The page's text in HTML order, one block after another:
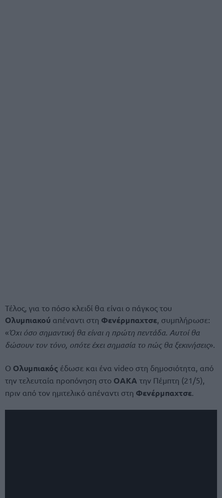
Τέλος, για το πόσο κλειδί θα είναι ο πάγκος του
Ολυμπιακού απέναντι στη Φενέρμπαχτσε , συμπλήρωσε:
«Όχι όσο σημαντική θα είναι η πρώτη πεντάδα. Αυτοί θα
δώσουν τον τόνο, οπότε έχει σημασία το πώς θα ξεκινήσεις».
Ο Ολυμπιακός έδωσε και ένα video στη δημοσιότητα, από
την τελευταία προπόνηση στο ΟΑΚΑ την Πέμπτη (21/5),
πριν από τον ημιτελικό απέναντι στη Φενέρμπαχτσε.